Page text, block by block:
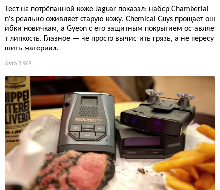
Тест на потрёпанной коже Jaguar показал: набор Chamberlai
n's реально оживляет старую кожу, Chemical Guys прощает ош
ибки новичкам, а Gyeon с его защитным покрытием оставляе
т липкость. Главное — не просто вычистить грязь, а не пересу
шить материал.
Авто 3 969